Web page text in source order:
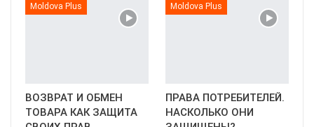
Moldova Plus
ВОЗВРАТ И ОБМЕН
ТОВАРА КАК ЗАЩИТА
Moldova Plus
ПРАВА ПОТРЕБИТЕЛЕЙ.
НАСКОЛЬКО ОНИ